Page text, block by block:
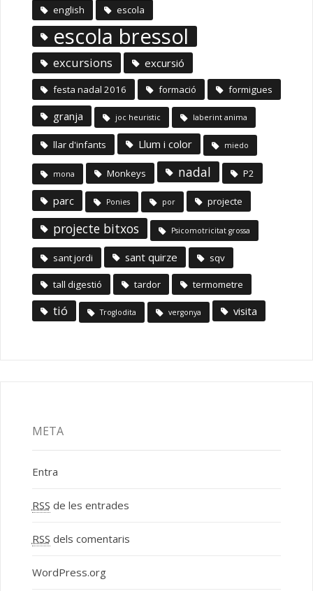
english escola
escola bressol
excursions excursió
festa nadal 2016 formació formigues
granja joc heuristic laberint anima
llar d'infants Llum i color miedo
mona Monkeys nadal P2
parc Ponies por projecte
projecte bitxos Psicomotricitat grossa
sant jordi sant quirze sqv
tall digestió tardor termometre
tió Troglodita vergonya visita
META
Entra
RSS de les entrades
RSS dels comentaris
WordPress.org